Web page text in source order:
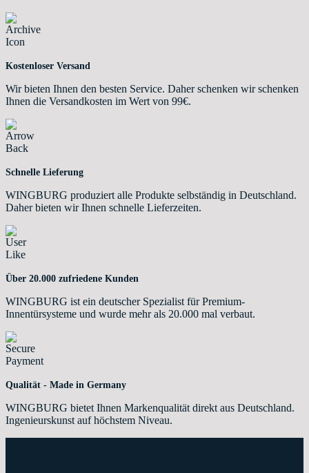
Kostenloser Versand
Wir bieten Ihnen den besten Service. Daher schenken wir schenken
Ihnen die Versandkosten im Wert von 99€.
Schnelle Lieferung
WINGBURG produziert alle Produkte selbständig in Deutschland.
Daher bieten wir Ihnen schnelle Lieferzeiten.
Über 20.000 zufriedene Kunden
WINGBURG ist ein deutscher Spezialist für Premium-
Innentürsysteme und wurde mehr als 20.000 mal verbaut.
Qualität - Made in Germany
WINGBURG bietet Ihnen Markenqualität direkt aus Deutschland.
Ingenieurskunst auf höchstem Niveau.